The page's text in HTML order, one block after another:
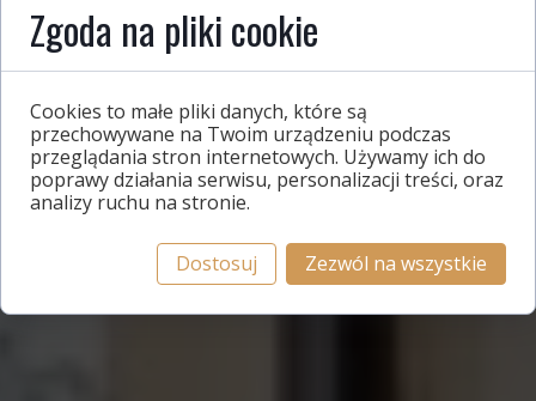
Zgoda na pliki cookie
Cookies to małe pliki danych, które są
przechowywane na Twoim urządzeniu podczas
przeglądania stron internetowych. Używamy ich do
poprawy działania serwisu, personalizacji treści, oraz
analizy ruchu na stronie.
Dostosuj Zezwól na wszystkie